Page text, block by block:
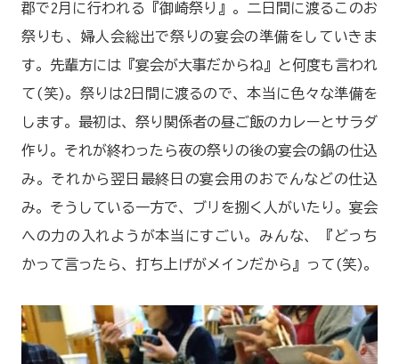
郡で2月に行われる『御崎祭り』。二日間に渡るこのお
祭りも、婦人会総出で祭りの宴会の準備をしていきま
す。先輩方には『宴会が大事だからね』と何度も言われ
て(笑)。祭りは2日間に渡るので、本当に色々な準備を
します。最初は、祭り関係者の昼ご飯のカレーとサラダ
作り。それが終わったら夜の祭りの後の宴会の鍋の仕込
み。それから翌日最終日の宴会用のおでんなどの仕込
み。そうしている一方で、ブリを捌く人がいたり。宴会
への力の入れようが本当にすごい。みんな、『どっち
かって言ったら、打ち上げがメインだから』って(笑)。